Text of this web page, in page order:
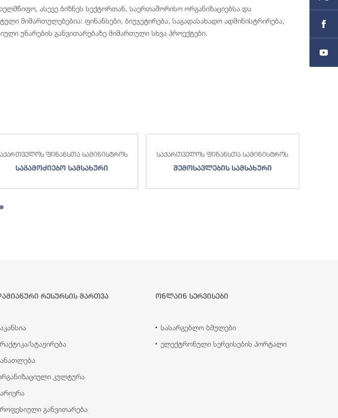
ასევე ბიზნეს სექტორთან, საერთაშორისო ორგანიზაციებსა და
მიმართულებებია: ფინანსები, ბიუჯეტირება, საგადასახადო ადმინისტრირება,
უნარების განვითარებაზე მიმართული სხვა პროექტები.
ფინანსთა სამინისტროს
საგამოძიებო სამსახური
საქართველოს ფინანსთა სამინისტროს
შემოსავლების სამსახური
რესურსის მართვა
სტაჟირება
კულტურა
განვითარება
ონლაინ სერვისები
სასარგებლო ბმულები
ელექტრონული სერვისების პორტალი